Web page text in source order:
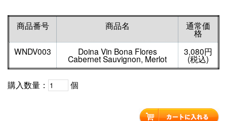
商品番号 商品名 通常価
格
WNDV003
Doina Vin Bona Flores
Cabernet Sauvignon, Merlot
3,080円
(税込)
購入数量： 個